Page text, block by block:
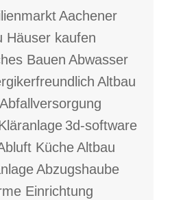
Aachener
Häuser kaufen
Bauen Abwasser
Altbau
Abfallversorgung
3d-software
KücheAltbau
Abzugshaube
Einrichtung